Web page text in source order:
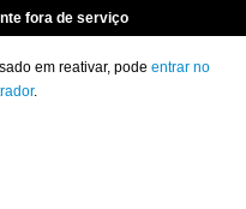
fora de serviço
em reativar, pode entrar no
.